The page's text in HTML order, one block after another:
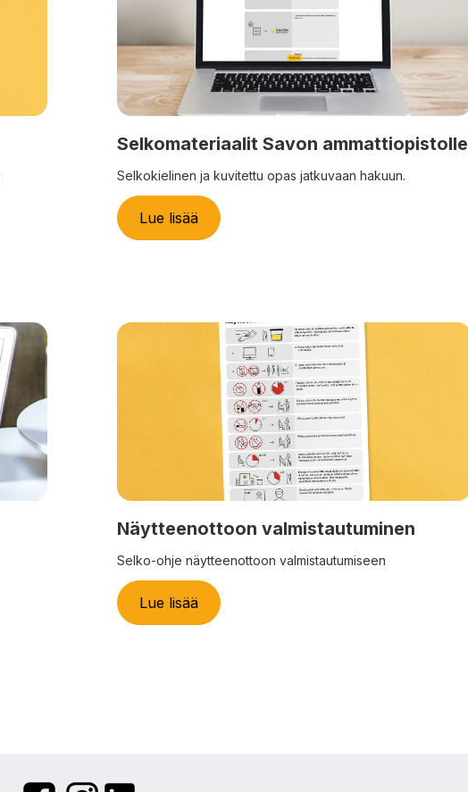
Selkomateriaalit Savon ammattiopistolle
Selkokielinen ja kuvitettu opas jatkuvaan hakuun.
Lue lisää
Näytteenottoon valmistautuminen
Selko-ohje näytteenottoon valmistautumiseen
Lue lisää